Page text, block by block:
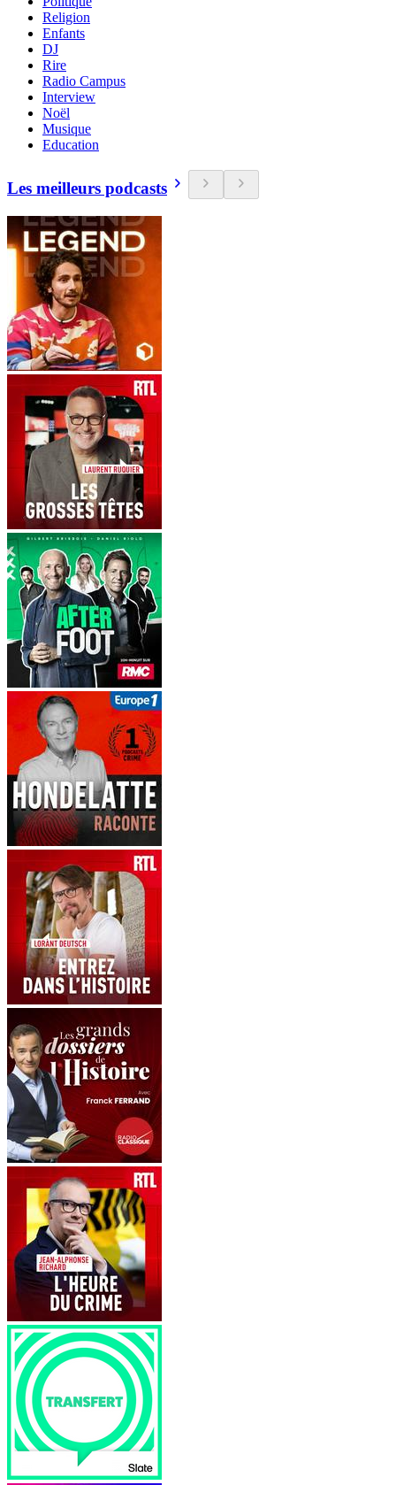
Religion
Enfants
DJ
Rire
Radio Campus
Interview
Noël
Musique
Education
Les meilleurs podcasts